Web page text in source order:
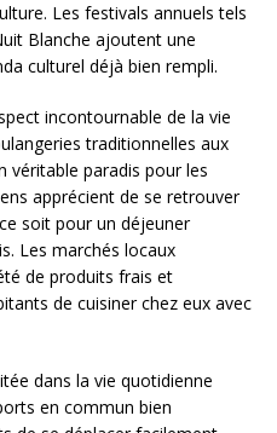
Les festivals annuels tels
Blanche ajoutent une
culturel déjà bien rempli.
incontournable de la vie
traditionnelles aux
véritable paradis pour les
apprécient de se retrouver
soit pour un déjeuner
Les marchés locaux
de produits frais et
de cuisiner chez eux avec
dans la vie quotidienne
en commun bien